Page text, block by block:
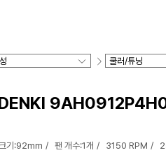
기:92mm 팬 개수:1개 3150 RPM